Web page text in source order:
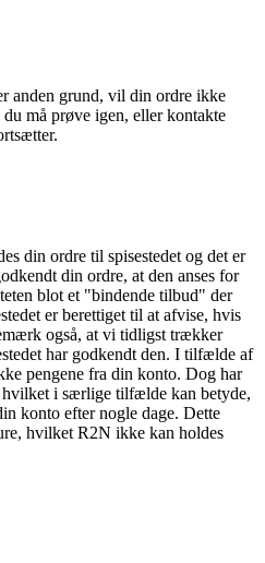
anden grund, vil din ordre ikke
må prøve igen, eller kontakte
din ordre til spisestedet og det er
din ordre, at den anses for
blot et "bindende tilbud" der
er berettiget til at afvise, hvis
også, at vi tidligst trækker
har godkendt den. I tilfælde af
pengene fra din konto. Dog har
i særlige tilfælde kan betyde,
konto efter nogle dage. Dette
hvilket R2N ikke kan holdes